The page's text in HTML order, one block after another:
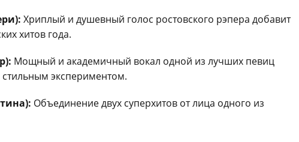
Хриплый и душевный голос ростовского рэпера добавит
хитов года.
Мощный и академичный вокал одной из лучших певиц
экспериментом.
Объединение двух суперхитов от лица одного из